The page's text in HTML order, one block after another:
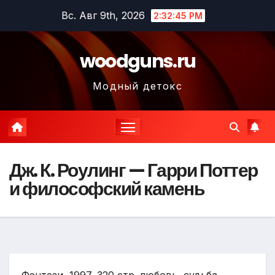
содержимому
Вс. Авг 9th, 2026 2:32:46 PM
woodguns.ru
Модный детокс
Дж. К. Роулинг — Гарри Поттер
и философский камень